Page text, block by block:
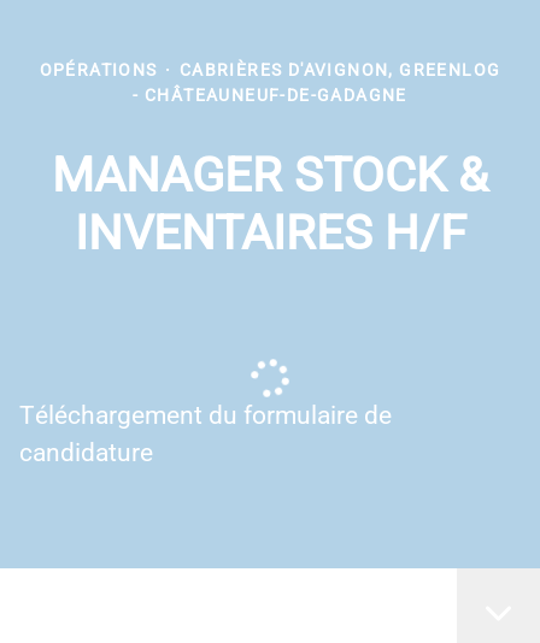
OPÉRATIONS ·
CABRIÈRES D'AVIGNON, GREENLOG
- CHÂTEAUNEUF-DE-GADAGNE
MANAGER STOCK &
INVENTAIRES H/F
Téléchargement du formulaire de
candidature